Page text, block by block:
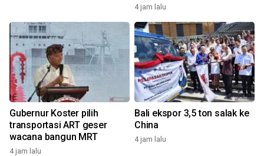
4 jam lalu
Gubernur Koster pilih
transportasi ART geser
wacana bangun MRT
4 jam lalu
Bali ekspor 3,5 ton salak ke
China
4 jam lalu